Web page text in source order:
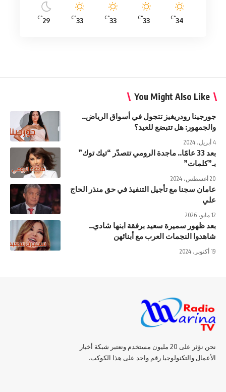
34
°C
33
°C
33
°C
33
°C
29
°C
You Might Also Like
جورجينا رودريغيز تتجول في أسواق الرياض..
والجمهور: هل تتبضع للعيد؟
4 أبريل، 2024
بعد 33 عامًا.. ماجدة الرومي تتصدّر “تيك توك”
بـ”كلمات”
20 أغسطس، 2024
عامان سجنا مع تأجيل التنفيذ في حق منذر الحاج
علي
12 مايو، 2026
بعد ظهور سميرة سعيد برفقة ابنها شادي..
شاهدوا النجمات العرب مع أبنائهن
19 أكتوبر، 2024
نحن نؤثر على 20 مليون مستخدم ونعتبر شبكة أخبار
الأعمال والتكنولوجيا رقم واحد على هذا الكوكب.